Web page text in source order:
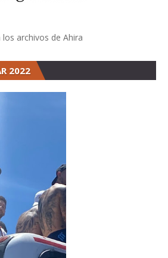
archivos de Ahira
2022